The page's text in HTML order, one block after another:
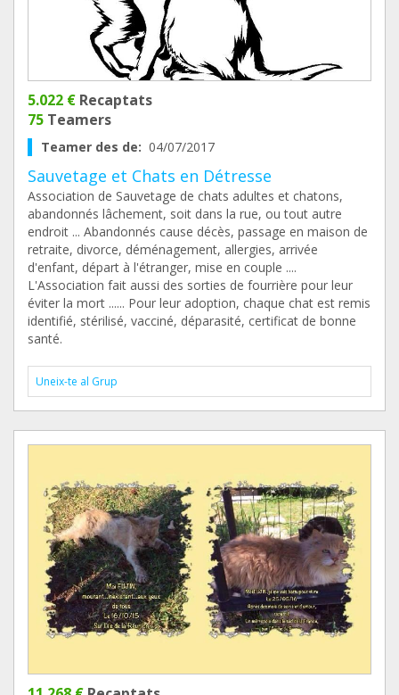
5.022 € Recaptats
75 Teamers
Teamer des de: 04/07/2017
Sauvetage et Chats en Détresse
Association de Sauvetage de chats adultes et chatons,
abandonnés lâchement, soit dans la rue, ou tout autre
endroit ... Abandonnés cause décès, passage en maison de
retraite, divorce, déménagement, allergies, arrivée
d'enfant, départ à l'étranger, mise en couple ....
L'Association fait aussi des sorties de fourrière pour leur
éviter la mort ...... Pour leur adoption, chaque chat est remis
identifié, stérilisé, vacciné, déparasité, certificat de bonne
santé.
Uneix-te al Grup